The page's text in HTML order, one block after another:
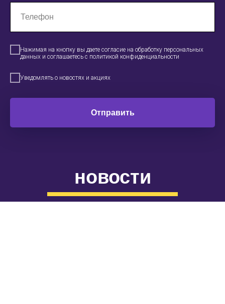
Нажимая на кнопку вы даете согласие на обработку персональных
данных и соглашаетесь c политикой конфиденциальности
Уведомлять о новостях и акциях
Отправить
новости